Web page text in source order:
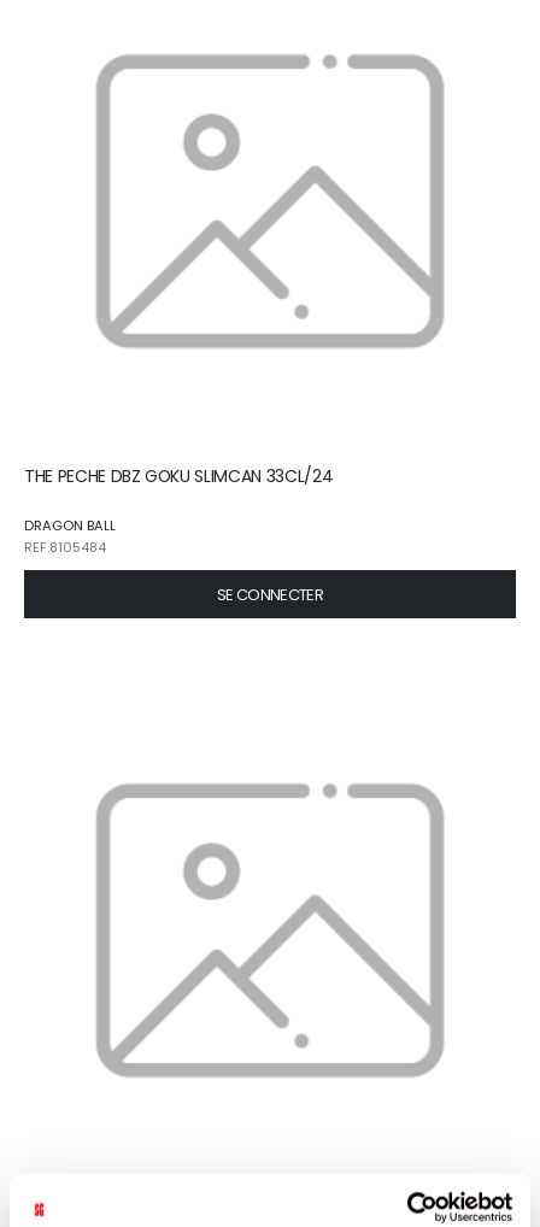
THE PECHE DBZ GOKU SLIMCAN 33CL/24
DRAGON BALL
REF.8105484
SE CONNECTER
THE PECHE DBZ VEGETA SLIMCAN 33CL/24